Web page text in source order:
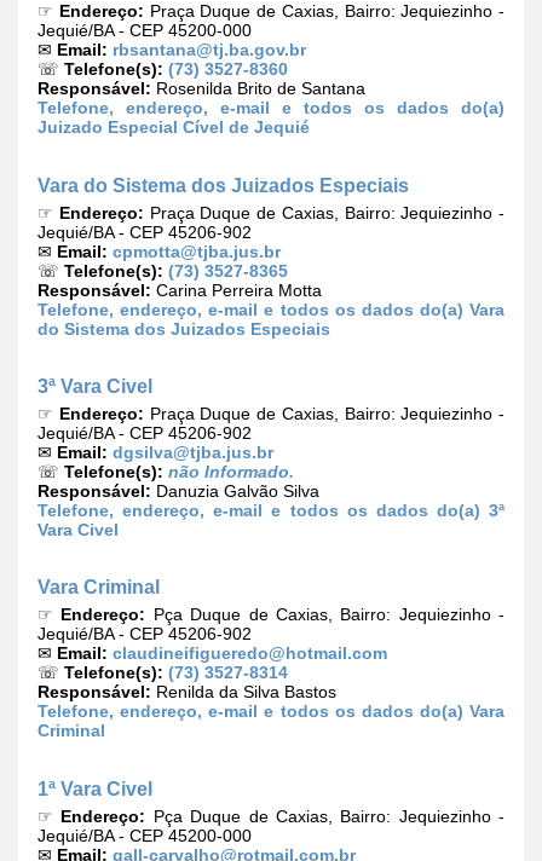
☞ Endereço: Praça Duque de Caxias, Bairro: Jequiezinho -
Jequié/BA - CEP 45200-000
✉ Email: rbsantana@tj.ba.gov.br
☏ Telefone(s): (73) 3527-8360
Responsável: Rosenilda Brito de Santana
Telefone, endereço, e-mail e todos os dados do(a)
Juizado Especial Cível de Jequié
Vara do Sistema dos Juizados Especiais
☞ Endereço: Praça Duque de Caxias, Bairro: Jequiezinho -
Jequié/BA - CEP 45206-902
✉ Email: cpmotta@tjba.jus.br
☏ Telefone(s): (73) 3527-8365
Responsável: Carina Perreira Motta
Telefone, endereço, e-mail e todos os dados do(a) Vara
do Sistema dos Juizados Especiais
3ª Vara Civel
☞ Endereço: Praça Duque de Caxias, Bairro: Jequiezinho -
Jequié/BA - CEP 45206-902
✉ Email: dgsilva@tjba.jus.br
☏ Telefone(s): não Informado.
Responsável: Danuzia Galvão Silva
Telefone, endereço, e-mail e todos os dados do(a) 3ª
Vara Civel
Vara Criminal
☞ Endereço: Pça Duque de Caxias, Bairro: Jequiezinho -
Jequié/BA - CEP 45206-902
✉ Email: claudineifigueredo@hotmail.com
☏ Telefone(s): (73) 3527-8314
Responsável: Renilda da Silva Bastos
Telefone, endereço, e-mail e todos os dados do(a) Vara
Criminal
1ª Vara Civel
☞ Endereço: Pça Duque de Caxias, Bairro: Jequiezinho -
Jequié/BA - CEP 45200-000
✉ Email: gall-carvalho@rotmail.com.br